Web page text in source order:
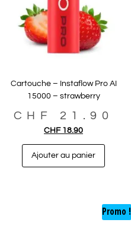
Cartouche – Instaflow Pro AI
15000 – strawberry
CHF 21.90
CHF18.90
Ajouter au panier
Promo !